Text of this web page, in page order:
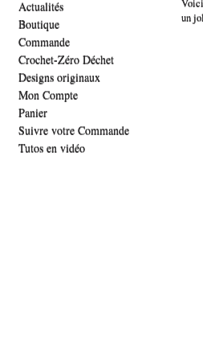
Actualités
Boutique
Commande
Crochet-Zéro Déchet
Designs originaux
Mon Compte
Panier
Suivre votre Commande
Tutos en vidéo
un